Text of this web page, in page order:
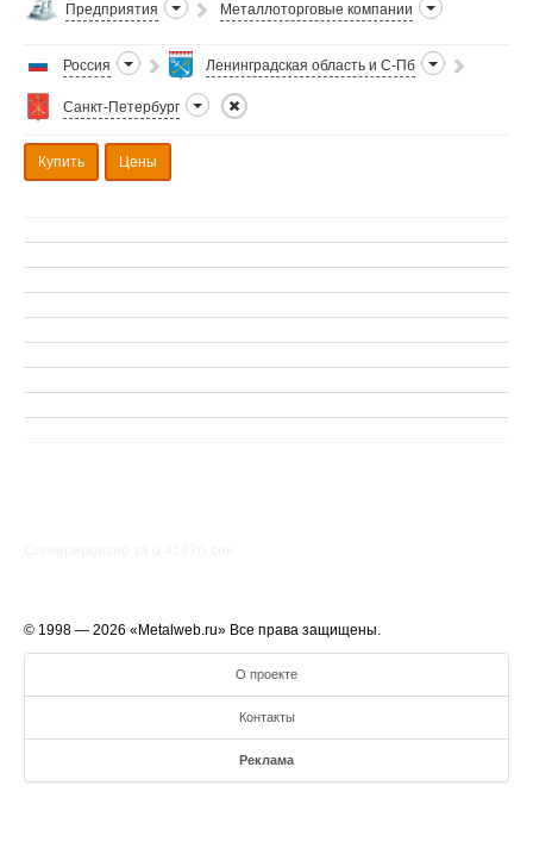
Предприятия Металлоторговые компании
Россия Ленинградская область и С-Пб
Санкт-Петербург
Купить Цены
© 1998 — 2026 «Metalweb.ru» Все права защищены.
О проекте
Контакты
Реклама